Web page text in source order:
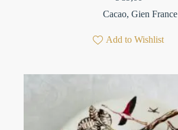
Cacao,Gien France
Add to Wishlist